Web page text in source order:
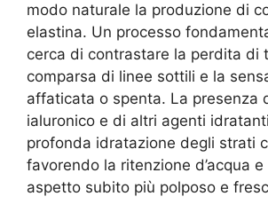
modo naturale la produzione di
elastina. Un processo
cerca di contrastare la perdita di
comparsa di linee sottili e la
affaticata o spenta. La presenza
ialuronico e di altri agenti
profonda idratazione degli strati
favorendo la ritenzione d’acqua
aspetto subito più polposo e